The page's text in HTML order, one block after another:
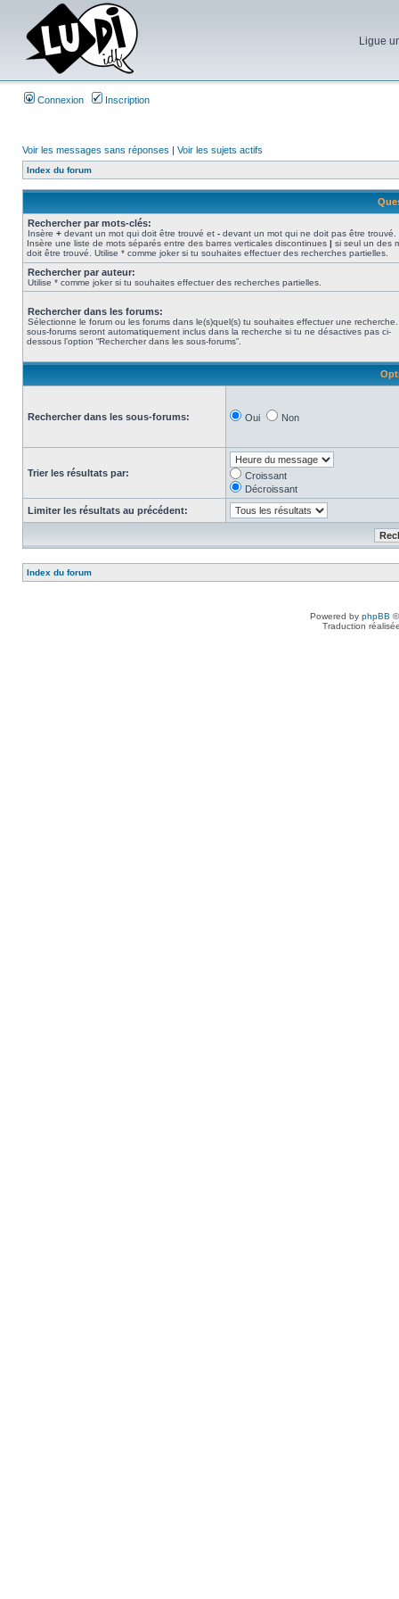
Ligue
Connexion Inscription
Voir les messages sans réponses | Voir les sujets actifs
Index du forum
Rechercher par mots-clés:
Insère + devant un mot qui doit être trouvé et - devant un mot qui ne doit pas être trouvé.
Insère une liste de mots séparés entre des barres verticales discontinues | si seul un des
doit être trouvé. Utilise * comme joker si tu souhaites effectuer des recherches partielles.
Rechercher par auteur:
Utilise * comme joker si tu souhaites effectuer des recherches partielles.
Rechercher dans les forums:
Sélectionne le forum ou les forums dans le(s)quel(s) tu souhaites effectuer une
sous-forums seront automatiquement inclus dans la recherche si tu ne désactives pas ci-
dessous l’option “Rechercher dans les sous-forums”.
Rechercher dans les sous-forums: Oui Non
Trier les résultats par:
Croissant
Décroissant
Limiter les résultats au précédent:
Index du forum
Powered by phpBB
Traduction